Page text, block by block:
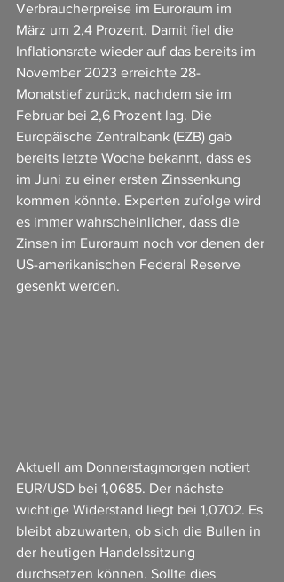
Verbraucherpreise im Euroraum im
März um 2,4 Prozent. Damit fiel die
Inflationsrate wieder auf das bereits im
November 2023 erreichte 28-
Monatstief zurück, nachdem sie im
Februar bei 2,6 Prozent lag. Die
Europäische Zentralbank (EZB) gab
bereits letzte Woche bekannt, dass es
im Juni zu einer ersten Zinssenkung
kommen könnte. Experten zufolge wird
es immer wahrscheinlicher, dass die
Zinsen im Euroraum noch vor denen der
US-amerikanischen Federal Reserve
gesenkt werden.
Aktuell am Donnerstagmorgen notiert
EUR/USD bei 1,0685. Der nächste
wichtige Widerstand liegt bei 1,0702. Es
bleibt abzuwarten, ob sich die Bullen in
der heutigen Handelssitzung
durchsetzen können. Sollte dies